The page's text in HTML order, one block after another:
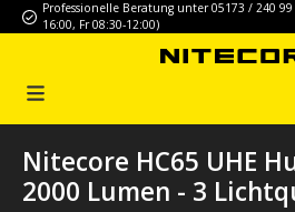
Zum Hauptinhalt springen
Professionelle Beratung unter 05173 / 240
16:00, Fr 08:30-12:00)
Nitecore HC65 UHE
2000 Lumen - 3